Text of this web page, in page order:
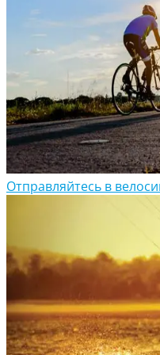
Отправляйтесь в